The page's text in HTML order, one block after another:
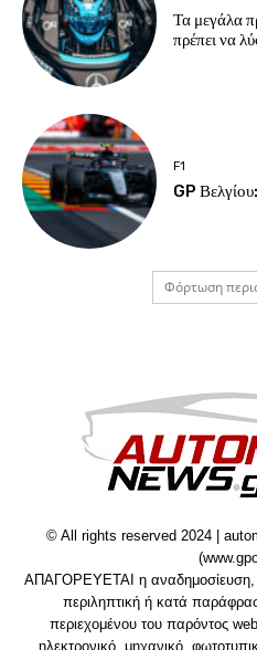
Τα μεγάλα
πρέπει να
F1
GP
Φόρτωση
© All rights reserved 2024 |
ΑΠΑΓΟΡΕΥΕΤΑΙ η αναδημοσίευση,
περιληπτική ή κατά
περιεχομένου του παρόντος
ηλεκτρονικό, μηχανικό,